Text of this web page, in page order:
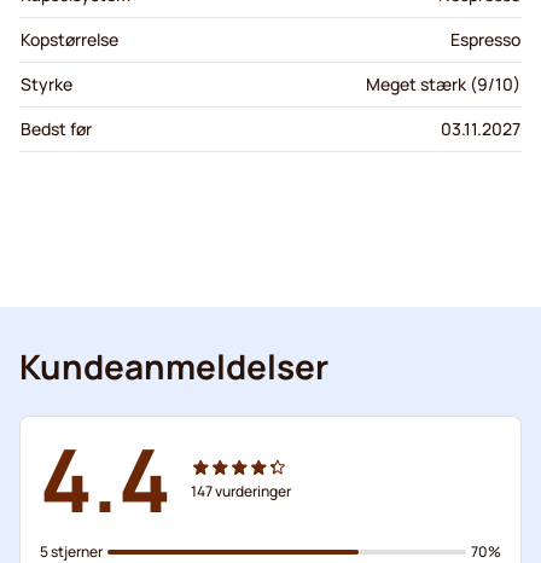
Kopstørrelse
Espresso
Styrke
Meget stærk (9/10)
Bedst før
03.11.2027
Kundeanmeldelser
4.4 147vurderinger
5 stjerner
70%